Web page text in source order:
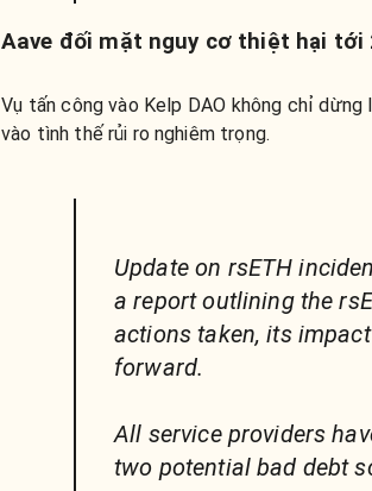
Aave đối mặt nguy cơ thiệt hại tới
Vụ tấn công vào Kelp DAO không chỉ
vào tình thế rủi ro nghiêm trọng.
Update on rsETH
a report outlining the
actions taken, its
forward.
All service providers
two potential bad debt